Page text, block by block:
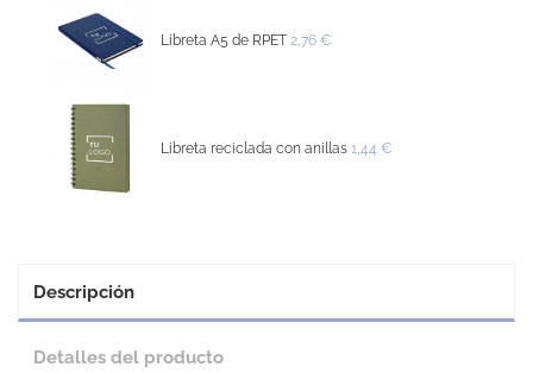
Libreta A5 de RPET 2,76 €
Libreta reciclada con anillas 1,44 €
Descripción
Detalles del producto